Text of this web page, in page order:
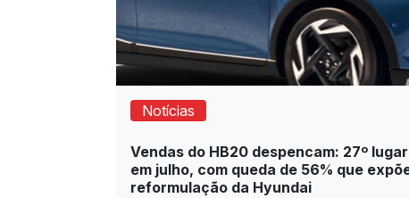
Notícias
Vendas do HB20 despencam: 27º lugar
em julho, com queda de 56% que
reformulação da Hyundai